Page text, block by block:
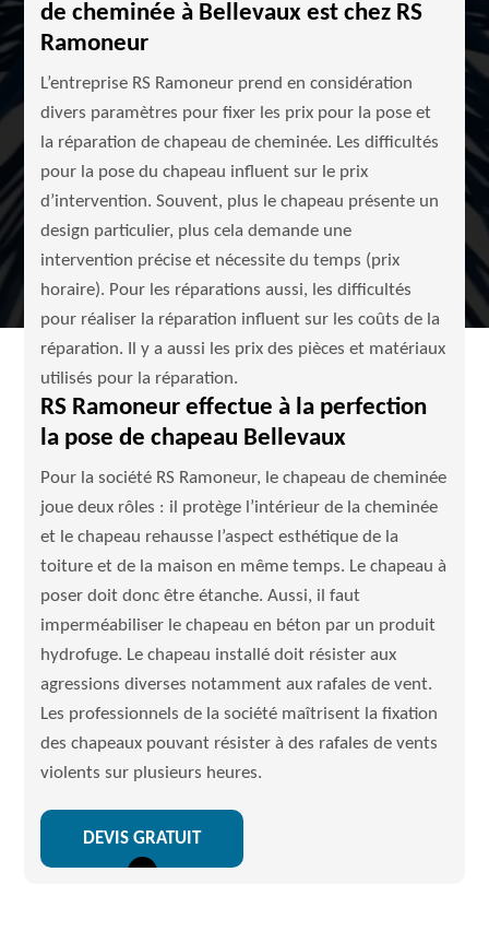
de cheminée à Bellevaux est chez RS
Ramoneur
L’entreprise RS Ramoneur prend en considération
divers paramètres pour fixer les prix pour la pose et
la réparation de chapeau de cheminée. Les difficultés
pour la pose du chapeau influent sur le prix
d’intervention. Souvent, plus le chapeau présente un
design particulier, plus cela demande une
intervention précise et nécessite du temps (prix
horaire). Pour les réparations aussi, les difficultés
pour réaliser la réparation influent sur les coûts de la
réparation. Il y a aussi les prix des pièces et matériaux
utilisés pour la réparation.
RS Ramoneur effectue à la perfection
la pose de chapeau Bellevaux
Pour la société RS Ramoneur, le chapeau de cheminée
joue deux rôles : il protège l’intérieur de la cheminée
et le chapeau rehausse l’aspect esthétique de la
toiture et de la maison en même temps. Le chapeau à
poser doit donc être étanche. Aussi, il faut
imperméabiliser le chapeau en béton par un produit
hydrofuge. Le chapeau installé doit résister aux
agressions diverses notamment aux rafales de vent.
Les professionnels de la société maîtrisent la fixation
des chapeaux pouvant résister à des rafales de vents
violents sur plusieurs heures.
DEVIS GRATUIT